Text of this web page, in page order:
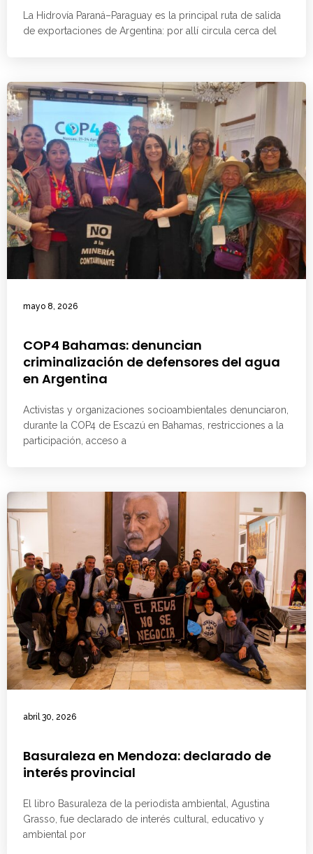
La Hidrovía Paraná–Paraguay es la principal ruta de salida
de exportaciones de Argentina: por allí circula cerca del
mayo 8, 2026
COP4 Bahamas: denuncian
criminalización de defensores del agua
en Argentina
Activistas y organizaciones socioambientales denunciaron,
durante la COP4 de Escazú en Bahamas, restricciones a la
participación, acceso a
abril 30, 2026
Basuraleza en Mendoza: declarado de
interés provincial
El libro Basuraleza de la periodista ambiental, Agustina
Grasso, fue declarado de interés cultural, educativo y
ambiental por